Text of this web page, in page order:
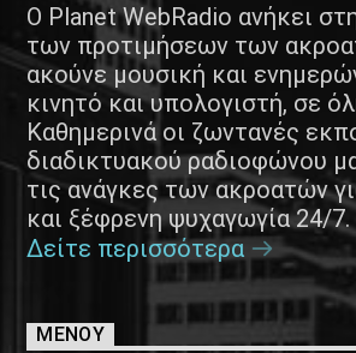
Ο Planet WebRadio ανήκει
των προτιμήσεων των
ακούνε μουσική και
κινητό και υπολογιστή, σε
Καθημερινά οι ζωντανές
διαδικτυακού ραδιοφώνου
τις ανάγκες των ακροατών
και ξέφρενη ψυχαγωγία 24/7.
Δείτε περισσότερα
ΜΕΝΟΥ